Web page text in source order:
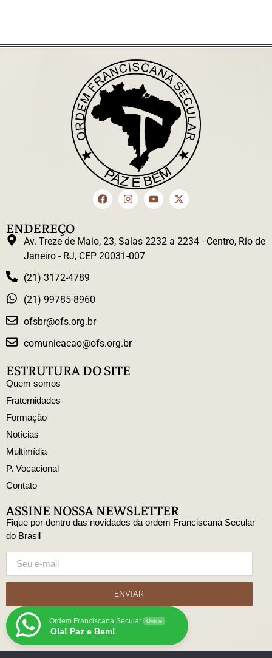
ENDEREÇO
Av. Treze de Maio, 23, Salas 2232 a 2234 - Centro, Rio de
Janeiro - RJ, CEP 20031-007
(21) 3172-4789
(21) 99785-8960
ofsbr@ofs.org.br
comunicacao@ofs.org.br
ESTRUTURA DO SITE
Quem somos
Fraternidades
Formação
Notícias
Multimídia
P. Vocacional
Contato
ASSINE NOSSA NEWSLETTER
Fique por dentro das novidades da ordem Franciscana Secular
do Brasil
ENVIAR
Ordem Franciscana Secular Online
Ola! Paz e Bem!